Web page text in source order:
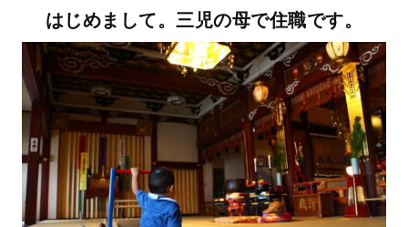
はじめまして。三児の母で住職です。